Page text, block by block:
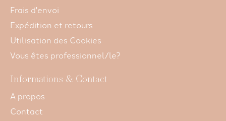
Frais d'envoi
Expédition et retours
Utilisation des Cookies
Vous êtes professionnel/le?
Informations & Contact
A propos
Contact